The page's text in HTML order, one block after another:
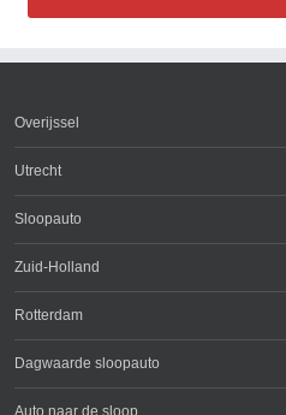
Overijssel
Utrecht
Sloopauto
Zuid-Holland
Rotterdam
Dagwaarde sloopauto